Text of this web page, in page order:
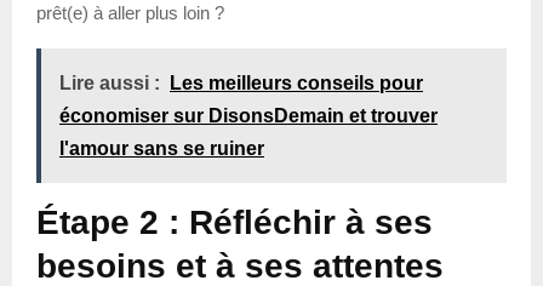
prêt(e) à aller plus loin ?
Lire aussi :
Les meilleurs conseils pour
économiser sur DisonsDemain et trouver
l'amour sans se ruiner
Étape 2 : Réfléchir à ses
besoins et à ses attentes